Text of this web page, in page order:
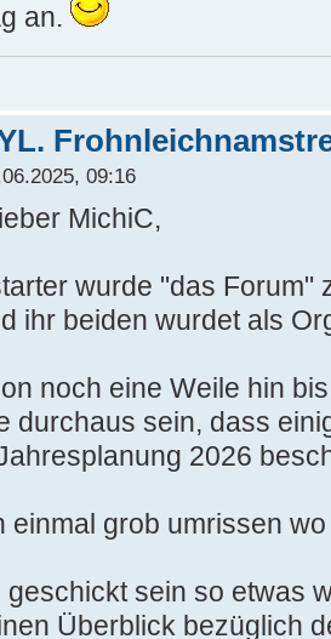
an.
09:16
MichiC,
wurde "das Forum"
ihr beiden wurdet als
noch eine Weile hin
durchaus sein, dass
2026
einmal grob umrissen
sein so etwas
Überblick bezüglich